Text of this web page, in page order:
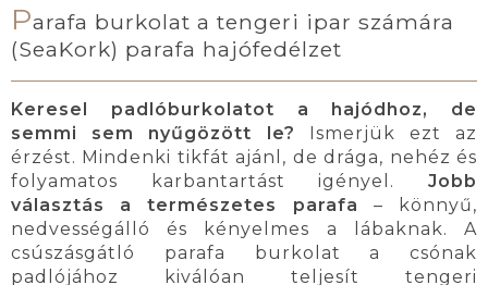
Parafa burkolat a tengeri ipar számára
(SeaKork) parafa hajófedélzet
Keresel padlóburkolatot a hajódhoz, de
semmi sem nyűgözött le? Ismerjük ezt az
érzést. Mindenki tikfát ajánl, de drága, nehéz és
folyamatos karbantartást igényel. Jobb
választás a természetes parafa – könnyű,
nedvességálló és kényelmes a lábaknak. A
csúszásgátló parafa burkolat a csónak
padlójához kiválóan teljesít tengeri